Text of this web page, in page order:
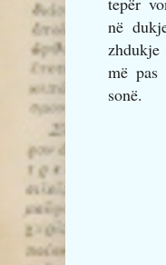
në
zhdukje
më pas
sonë.